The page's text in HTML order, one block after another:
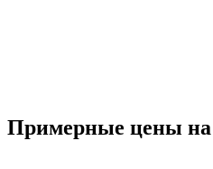
Примерные цены